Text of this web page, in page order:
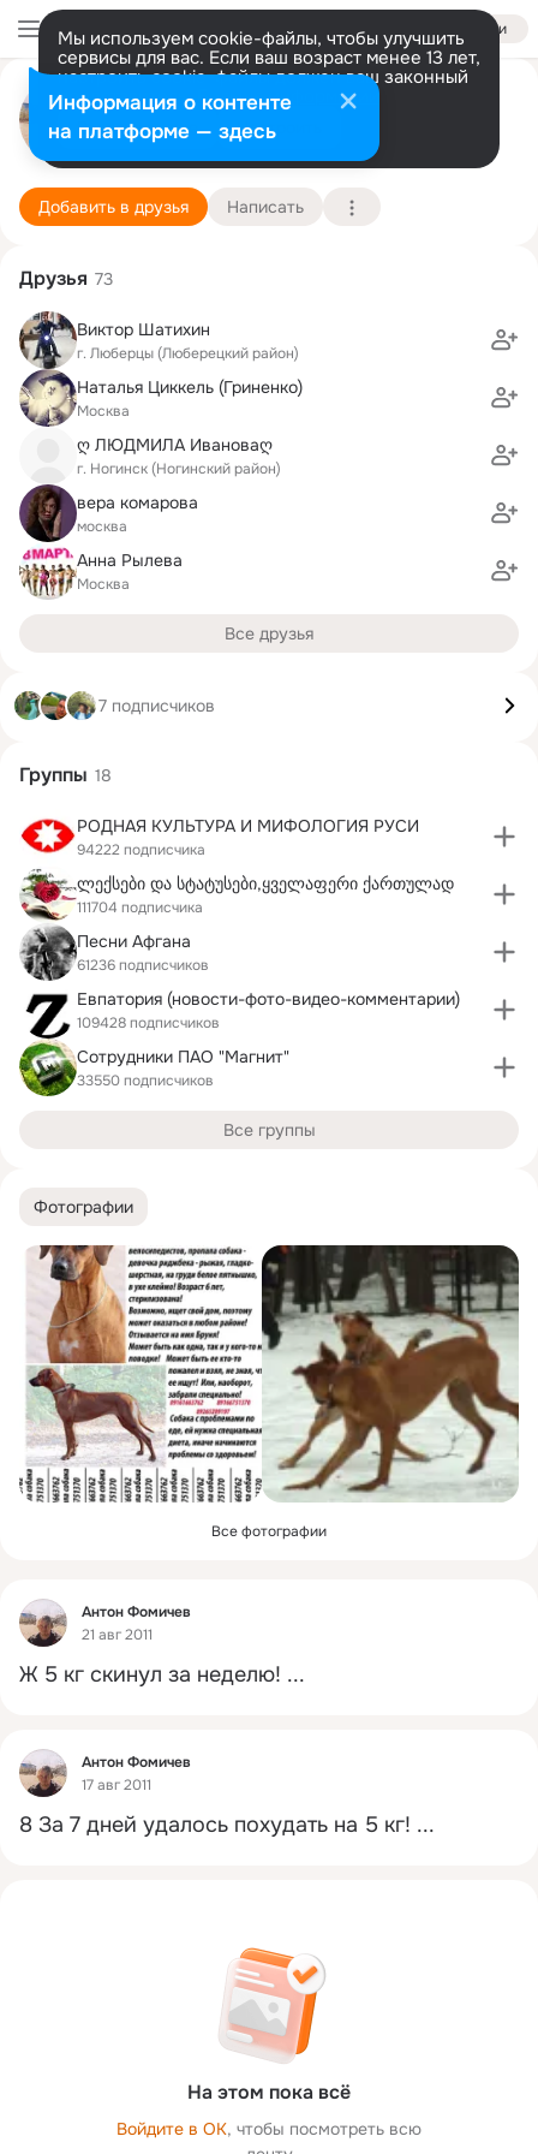
Войти
Мы используем cookie-файлы, чтобы улучшить
сервисы для вас. Если ваш возраст менее 13 лет,
настроить cookie-файлы должен ваш законный
представитель. Больше информации
Разрешить все Настроить
Антон Фомичев
Москва 15 августа (40 лет)
Подробнее
Добавить в друзья Написать
Фотографии
Все фотографии
Фид
Антон Фомичев
21 авг 2011
Ж 5 кг скинул за неделю! ...
Фид
Антон Фомичев
17 авг 2011
8 За 7 дней удалось похудать на 5 кг! ...
На этом пока всё
Войдите в ОК, чтобы посмотреть всю
Друзья 73
Виктор Шатихин
г. Люберцы (Люберецкий район)
Наталья Циккель (Гриненко)
Москва
ღ ЛЮДМИЛА Ивановаღ
г. Ногинск (Ногинский район)
вера комарова
москва
Анна Рылева
Москва
Все друзья
7 подписчиков
Группы 18
РОДНАЯ КУЛЬТУРА И МИФОЛОГИЯ РУСИ
94222 подписчика
ლექსები და სტატუსები,ყველაფერი ქართულად
111704 подписчика
Песни Афгана
61236 подписчиков
Евпатория (новости-фото-видео-комментарии)
109428 подписчиков
Сотрудники ПАО "Магнит"
33550 подписчиков
Все группы
Информация о контенте
на платформе — здесь